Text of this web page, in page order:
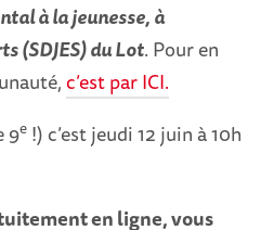
à la jeunesse, à
(SDJES) du Lot. Pour en
c’est par ICI.
9e !) c’est jeudi 12 juin à 10h
en ligne, vous